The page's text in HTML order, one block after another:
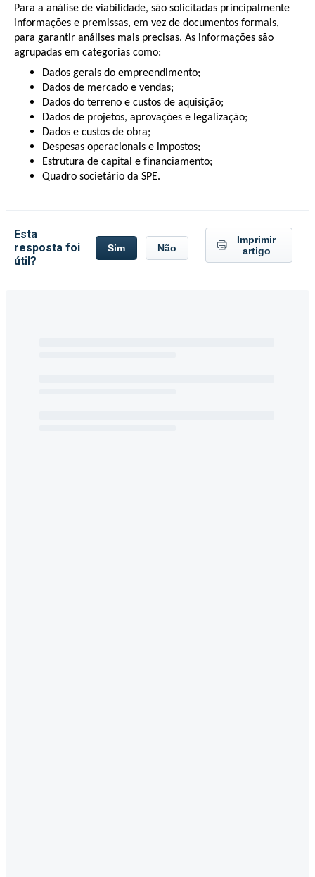
Para a análise de viabilidade, são solicitadas principalmente
informações e premissas, em vez de documentos formais,
para garantir análises mais precisas. As informações são
agrupadas em categorias como:
Dados gerais do empreendimento;
Dados de mercado e vendas;
Dados do terreno e custos de aquisição;
Dados de projetos, aprovações e legalização;
Dados e custos de obra;
Despesas operacionais e impostos;
Estrutura de capital e financiamento;
Quadro societário da SPE.
Esta
resposta foi
útil?
Sim Não
Imprimir
artigo